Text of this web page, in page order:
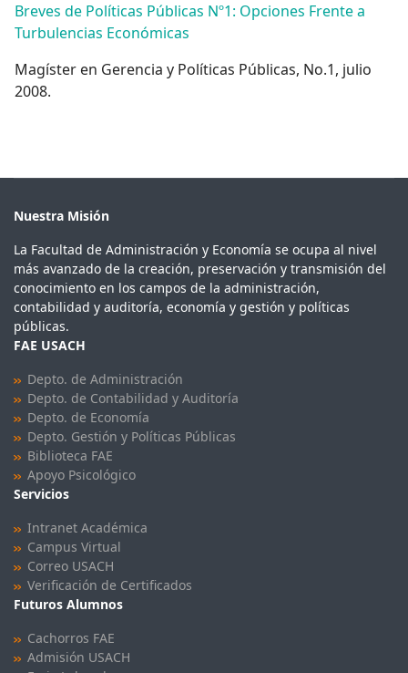
Breves de Políticas Públicas Nº1: Opciones Frente a
Turbulencias Económicas
Magíster en Gerencia y Políticas Públicas, No.1, julio
2008.
Nuestra Misión
La Facultad de Administración y Economía se ocupa al nivel
más avanzado de la creación, preservación y transmisión del
conocimiento en los campos de la administración,
contabilidad y auditoría, economía y gestión y políticas
públicas.
FAE USACH
Depto. de Administración
Depto. de Contabilidad y Auditoría
Depto. de Economía
Depto. Gestión y Políticas Públicas
Biblioteca FAE
Apoyo Psicológico
Servicios
Intranet Académica
Campus Virtual
Correo USACH
Verificación de Certificados
Futuros Alumnos
Cachorros FAE
Admisión USACH